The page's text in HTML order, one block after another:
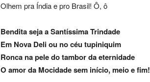
Olhem pra Índia e pro Brasil! Ô, ô
Bendita seja a Santíssima Trindade
Em Nova Deli ou no céu tupiniquim
Ronca na pele do tambor da eternidade
O amor da Mocidade sem início, meio e fim!